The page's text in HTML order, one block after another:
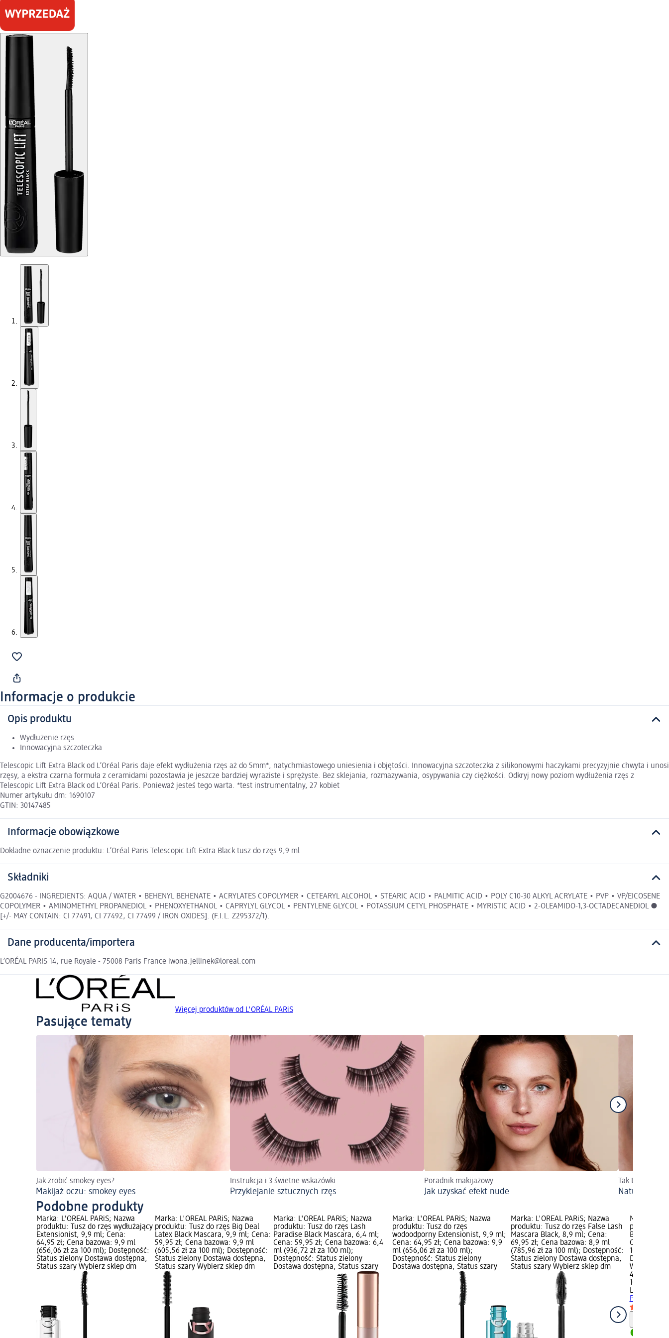
Informacje o produkcie
Opis produktu
Wydłużenie rzęs
Innowacyjna szczoteczka
Telescopic Lift Extra Black od L’Oréal Paris daje efekt wydłużenia rzęs aż do 5mm*, natychmiastowego uniesienia i objętości. Innowacyjna szczoteczka z silikonowymi haczykami precyzyjnie chwyta i unosi
rzęsy, a ekstra czarna formuła z ceramidami pozostawia je jeszcze bardziej wyraziste i sprężyste. Bez sklejania, rozmazywania, osypywania czy ciężkości. Odkryj nowy poziom wydłużenia rzęs z
Telescopic Lift Extra Black od L’Oréal Paris. Ponieważ jesteś tego warta. *test instrumentalny, 27 kobiet
Numer artykułu dm: 1690107
GTIN: 30147485
Informacje obowiązkowe
Dokładne oznaczenie produktu: L’Oréal Paris Telescopic Lift Extra Black tusz do rzęs 9,9 ml
Składniki
G2004676 - INGREDIENTS: AQUA / WATER • BEHENYL BEHENATE • ACRYLATES COPOLYMER • CETEARYL ALCOHOL • STEARIC ACID • PALMITIC ACID • POLY C10-30 ALKYL ACRYLATE • PVP • VP/EICOSENE
COPOLYMER • AMINOMETHYL PROPANEDIOL • PHENOXYETHANOL • CAPRYLYL GLYCOL • PENTYLENE GLYCOL • POTASSIUM CETYL PHOSPHATE • MYRISTIC ACID • 2-OLEAMIDO-1,3-OCTADECANEDIOL ●
[+/- MAY CONTAIN: CI 77491, CI 77492, CI 77499 / IRON OXIDES]. (F.I.L. Z295372/1).
Dane producenta/importera
L’ORÉAL PARIS 14, rue Royale - 75008 Paris France iwona.jellinek@loreal.com
Więcej produktów od L'ORÉAL PARiS
Pasujące tematy
Jak zrobić smokey eyes?
Makijaż oczu: smokey eyes
Instrukcja i 3 świetne wskazówki
Przyklejanie sztucznych rzęs
Poradnik makijażowy
Jak uzyskać efekt nude
Tak to działa
Naturalnie
Podobne produkty
Marka: L'ORÉAL PARiS; Nazwa
produktu: Tusz do rzęs wydłużający
Extensionist, 9,9 ml; Cena:
64,95 zł; Cena bazowa: 9,9 ml
(656,06 zł za 100 ml); Dostępność:
Status zielony Dostawa dostępna,
Status szary Wybierz sklep dm
Marka: L'ORÉAL PARiS; Nazwa
produktu: Tusz do rzęs Big Deal
Latex Black Mascara, 9,9 ml; Cena:
59,95 zł; Cena bazowa: 9,9 ml
(605,56 zł za 100 ml); Dostępność:
Status zielony Dostawa dostępna,
Status szary Wybierz sklep dm
Marka: L'ORÉAL PARiS; Nazwa
produktu: Tusz do rzęs Lash
Paradise Black Mascara, 6,4 ml;
Cena: 59,95 zł; Cena bazowa: 6,4
ml (936,72 zł za 100 ml);
Dostępność: Status zielony
Dostawa dostępna, Status szary
Marka: L'ORÉAL PARiS; Nazwa
produktu: Tusz do rzęs
wodoodporny Extensionist, 9,9 ml;
Cena: 64,95 zł; Cena bazowa: 9,9
ml (656,06 zł za 100 ml);
Dostępność: Status zielony
Dostawa dostępna, Status szary
Marka: L'ORÉAL PARiS; Nazwa
produktu: Tusz do rzęs False Lash
Mascara Black, 8,9 ml; Cena:
69,95 zł; Cena bazowa: 8,9 ml
(785,96 zł za 100 ml); Dostępność:
Status zielony Dostawa dostępna,
Status szary Wybierz sklep dm
Marka:
produktu:
Black, 10,5
Cena
100 ml);
Dostawa
Wybierz
45,95 zł
10,5 ml
L'ORÉAL
Panorama